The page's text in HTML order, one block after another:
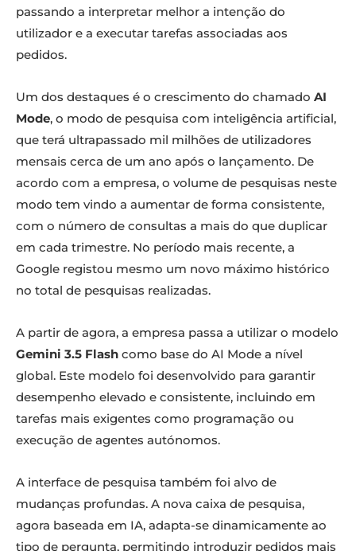
passando a interpretar melhor a intenção do
utilizador e a executar tarefas associadas aos
pedidos.
Um dos destaques é o crescimento do chamado AI
Mode, o modo de pesquisa com inteligência artificial,
que terá ultrapassado mil milhões de utilizadores
mensais cerca de um ano após o lançamento. De
acordo com a empresa, o volume de pesquisas neste
modo tem vindo a aumentar de forma consistente,
com o número de consultas a mais do que duplicar
em cada trimestre. No período mais recente, a
Google registou mesmo um novo máximo histórico
no total de pesquisas realizadas.
A partir de agora, a empresa passa a utilizar o modelo
Gemini 3.5 Flash como base do AI Mode a nível
global. Este modelo foi desenvolvido para garantir
desempenho elevado e consistente, incluindo em
tarefas mais exigentes como programação ou
execução de agentes autónomos.
A interface de pesquisa também foi alvo de
mudanças profundas. A nova caixa de pesquisa,
agora baseada em IA, adapta-se dinamicamente ao
tipo de pergunta, permitindo introduzir pedidos mais